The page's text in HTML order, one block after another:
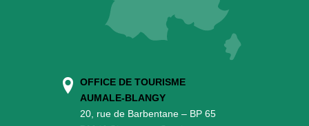
OFFICE DE TOURISME
AUMALE-BLANGY
20, rue de Barbentane – BP 65